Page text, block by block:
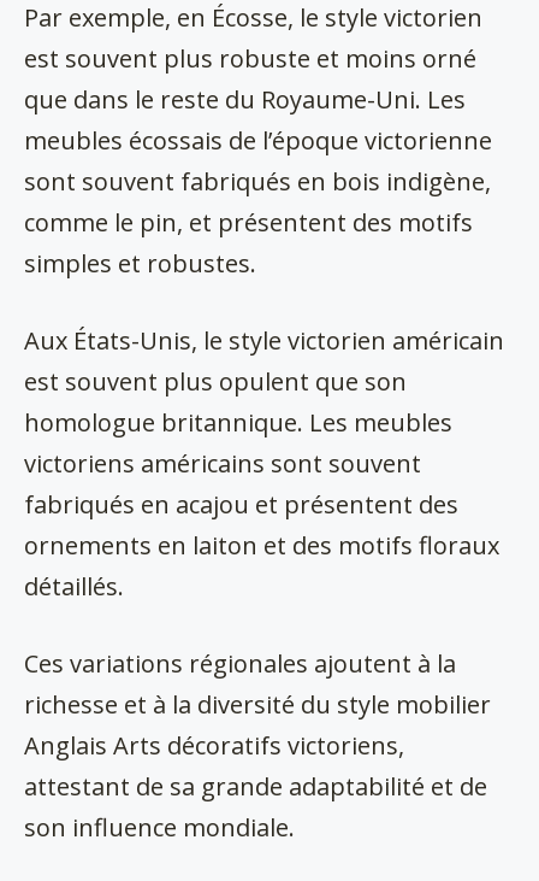
Par exemple, en Écosse, le style victorien
est souvent plus robuste et moins orné
que dans le reste du Royaume-Uni. Les
meubles écossais de l’époque victorienne
sont souvent fabriqués en bois indigène,
comme le pin, et présentent des motifs
simples et robustes.
Aux États-Unis, le style victorien américain
est souvent plus opulent que son
homologue britannique. Les meubles
victoriens américains sont souvent
fabriqués en acajou et présentent des
ornements en laiton et des motifs floraux
détaillés.
Ces variations régionales ajoutent à la
richesse et à la diversité du style mobilier
Anglais Arts décoratifs victoriens,
attestant de sa grande adaptabilité et de
son influence mondiale.